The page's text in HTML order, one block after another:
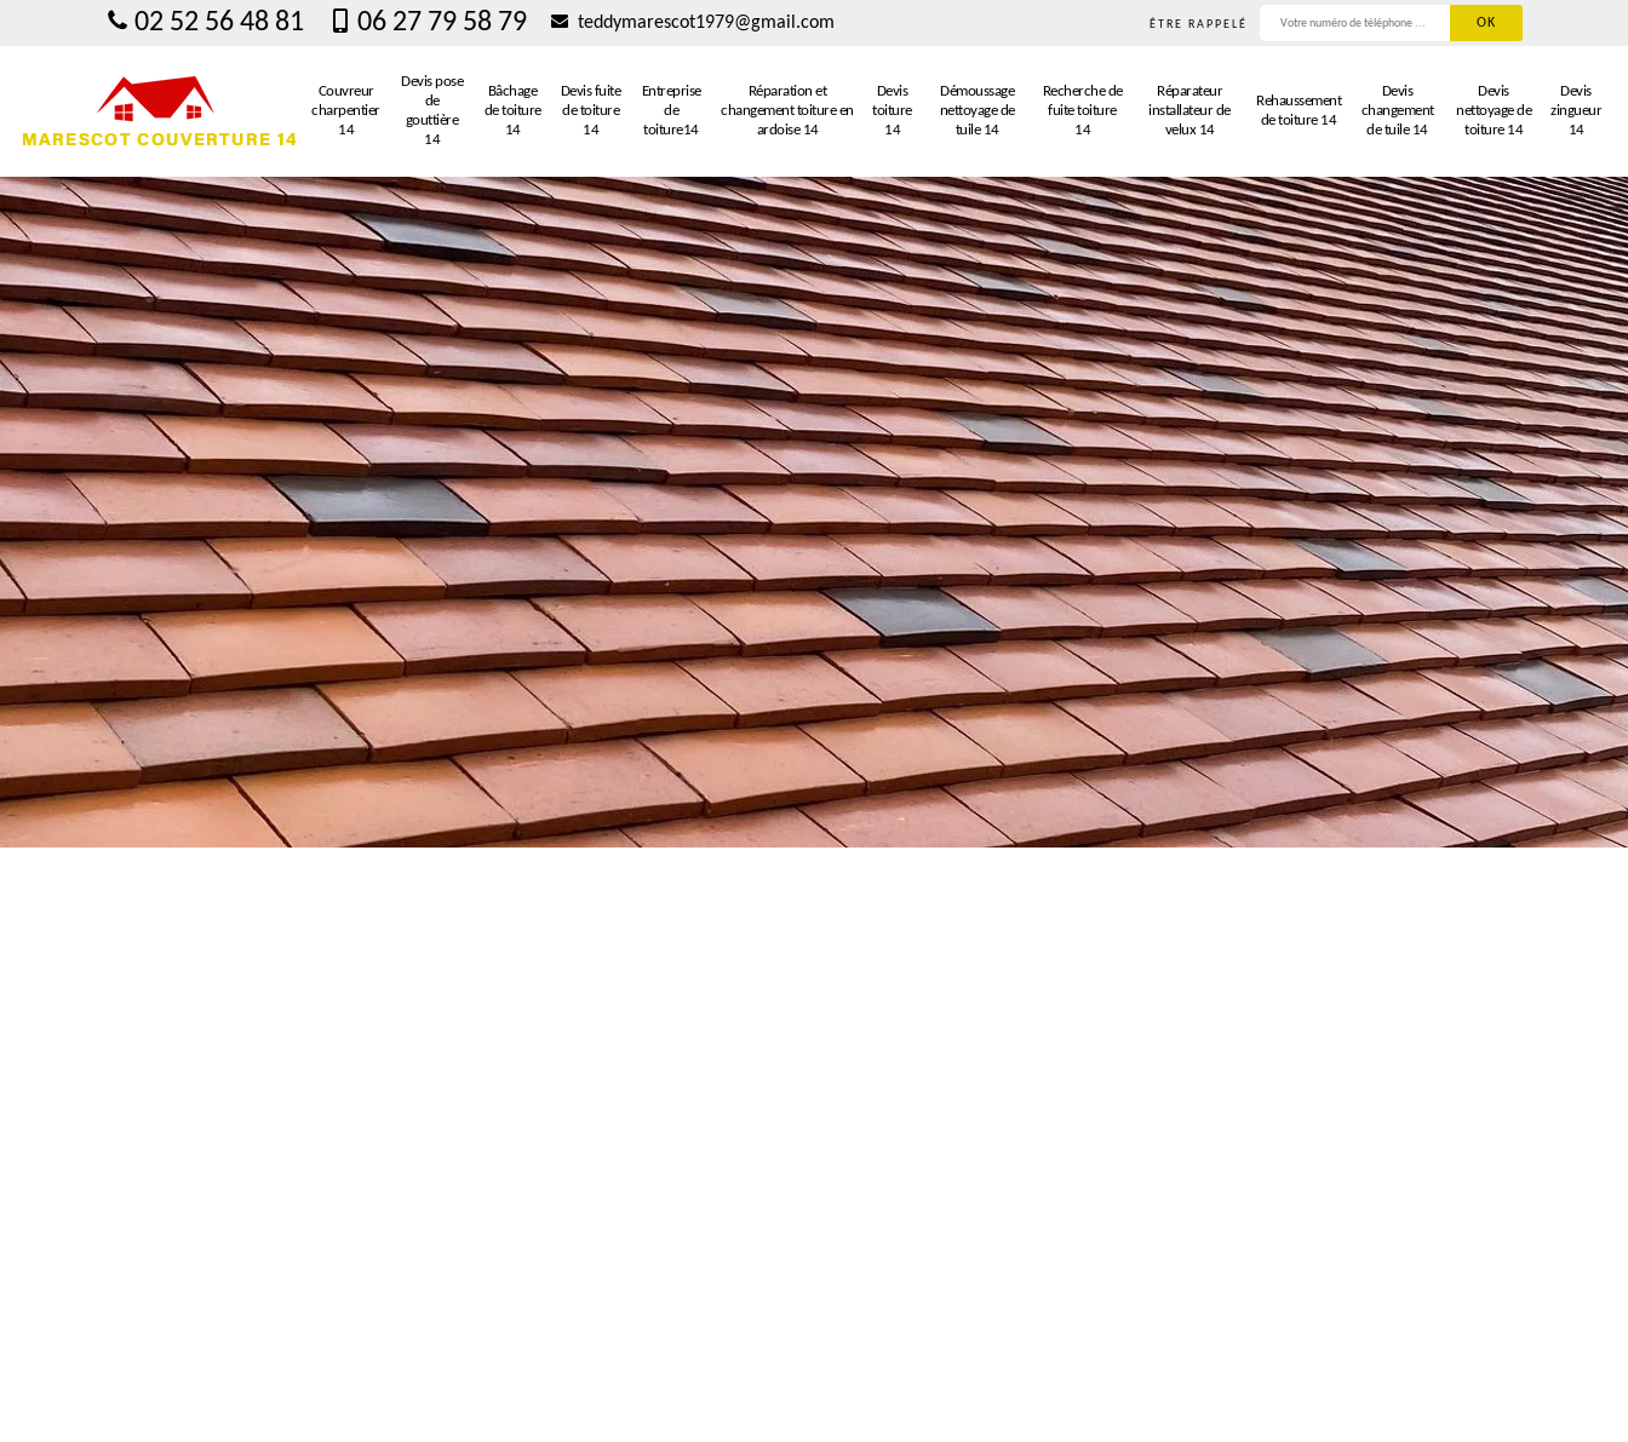
02 52 56 48 81 06 27 79 58 79 teddymarescot1979@gmail.com ÊTRE RAPPELÉ
Couvreur
charpentier
14
Devis pose
de
gouttière
14
Bâchage
de toiture
14
Devis fuite
de toiture
14
Entreprise
de
toiture14
Réparation et
changement toiture en
ardoise 14
Devis
toiture
14
Démoussage
nettoyage de
tuile 14
Recherche de
fuite toiture
14
Réparateur
installateur de
velux 14
Rehaussement
de toiture 14
Devis
changement
de tuile 14
Devis
nettoyage de
toiture 14
Devis
zingueur
14